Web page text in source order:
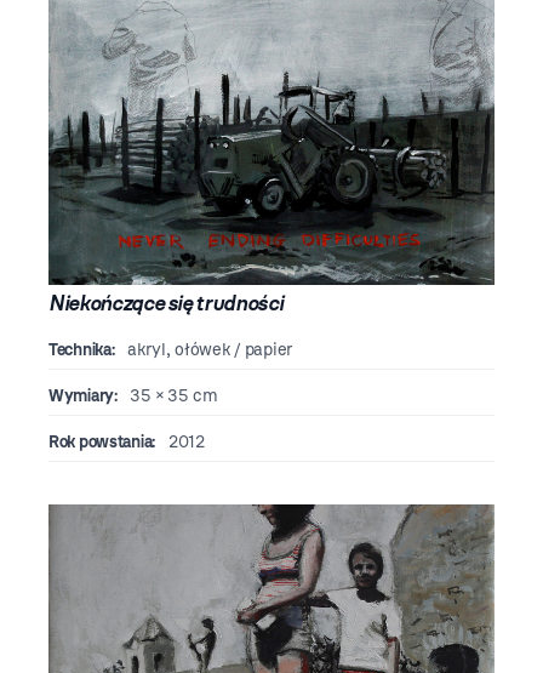
Niekończące się trudności
Technika: akryl, ołówek / papier
Wymiary: 35 × 35 cm
Rok powstania: 2012